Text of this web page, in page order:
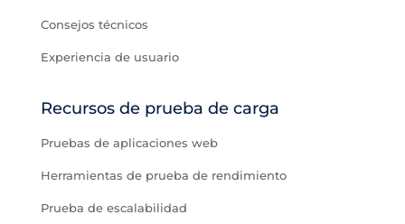
Consejos técnicos
Experiencia de usuario
Recursos de prueba de carga
Pruebas de aplicaciones web
Herramientas de prueba de rendimiento
Prueba de escalabilidad